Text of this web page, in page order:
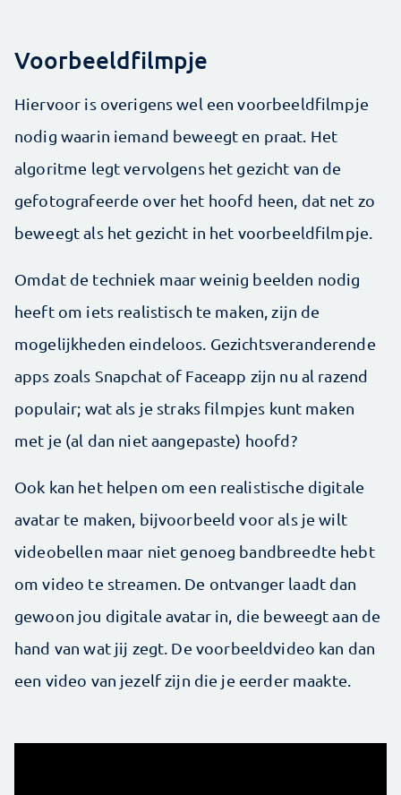
Voorbeeldfilmpje
Hiervoor is overigens wel een voorbeeldfilmpje
nodig waarin iemand beweegt en praat. Het
algoritme legt vervolgens het gezicht van de
gefotografeerde over het hoofd heen, dat net zo
beweegt als het gezicht in het voorbeeldfilmpje.
Omdat de techniek maar weinig beelden nodig
heeft om iets realistisch te maken, zijn de
mogelijkheden eindeloos. Gezichtsveranderende
apps zoals Snapchat of Faceapp zijn nu al razend
populair; wat als je straks filmpjes kunt maken
met je (al dan niet aangepaste) hoofd?
Ook kan het helpen om een realistische digitale
avatar te maken, bijvoorbeeld voor als je wilt
videobellen maar niet genoeg bandbreedte hebt
om video te streamen. De ontvanger laadt dan
gewoon jou digitale avatar in, die beweegt aan de
hand van wat jij zegt. De voorbeeldvideo kan dan
een video van jezelf zijn die je eerder maakte.